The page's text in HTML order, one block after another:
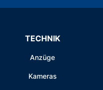
TECHNIK
Anzüge
Kameras